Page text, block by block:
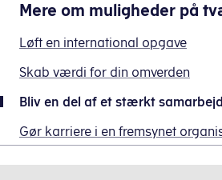
Mere om muligheder på
Løft en international opgave
Skab værdi for din omverden
Bliv en del af et stærkt
Gør karriere i en fremsynet